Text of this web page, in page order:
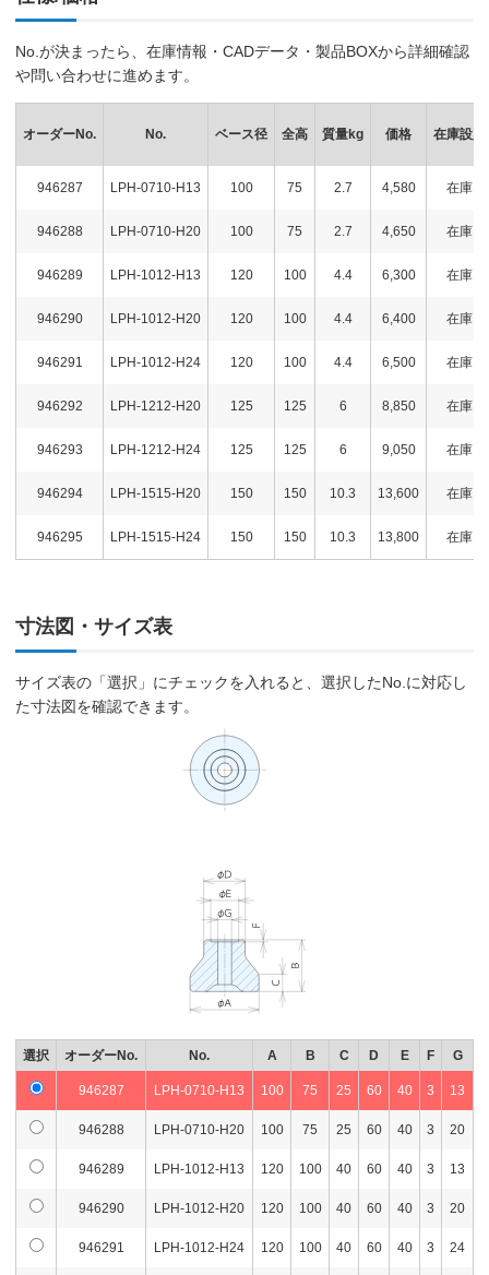
No.が決まったら、在庫情報・CADデータ・製品BOXから詳細確認
や問い合わせに進めます。
オーダーNo. No. ベース径 全高 質量kg 価格 在庫設定
946287 LPH-0710-H13 100 75 2.7 4,580 在庫
946288 LPH-0710-H20 100 75 2.7 4,650 在庫
946289 LPH-1012-H13 120 100 4.4 6,300 在庫
946290 LPH-1012-H20 120 100 4.4 6,400 在庫
946291 LPH-1012-H24 120 100 4.4 6,500 在庫
946292 LPH-1212-H20 125 125 6 8,850 在庫
946293 LPH-1212-H24 125 125 6 9,050 在庫
946294 LPH-1515-H20 150 150 10.3 13,600 在庫
946295 LPH-1515-H24 150 150 10.3 13,800 在庫
寸法図・サイズ表
サイズ表の「選択」にチェックを入れると、選択したNo.に対応し
た寸法図を確認できます。
選択 オーダーNo. No. A B C D E F G
946287 LPH-0710-H13 100 75 25 60 40 3 13
946288 LPH-0710-H20 100 75 25 60 40 3 20
946289 LPH-1012-H13 120 100 40 60 40 3 13
946290 LPH-1012-H20 120 100 40 60 40 3 20
946291 LPH-1012-H24 120 100 40 60 40 3 24